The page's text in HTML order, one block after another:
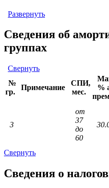
Развернуть
Сведения об
группах
Свернуть
№
гр.
Примечание
СПИ,
мес.
%
3
от
37
до
60
Свернуть
Сведения о